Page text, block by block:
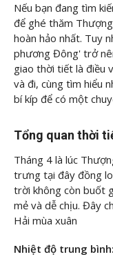
Nếu bạn đang tìm
để ghé thăm
hoàn hảo nhất. Tuy
phương Đông' trở
giao thời tiết là điều
và đi, cùng tìm hiểu
bí kíp để có một
Tổng quan thời
Tháng 4 là lúc
trưng tại đây đồng
trời không còn buốt
mẻ và dễ chịu. Đây
Hải mùa xuân
Nhiệt độ trung bình: